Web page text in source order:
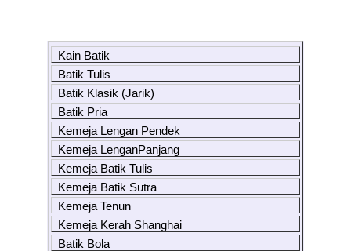
Kain Batik
Batik Tulis
Batik Klasik (Jarik)
Batik Pria
Kemeja Lengan Pendek
Kemeja LenganPanjang
Kemeja Batik Tulis
Kemeja Batik Sutra
Kemeja Tenun
Kemeja Kerah Shanghai
Batik Bola